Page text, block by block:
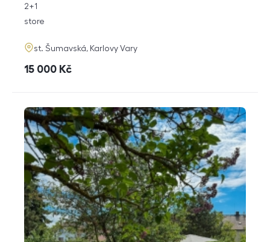
rozměry
2+1
funkce
store
adresa
st. Šumavská, Karlovy Vary
cena
15 000 Kč